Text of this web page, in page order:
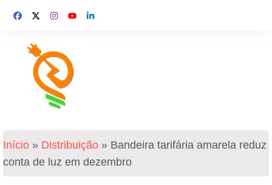
Início » Distribuição » Bandeira tarifária amarela reduz
conta de luz em dezembro